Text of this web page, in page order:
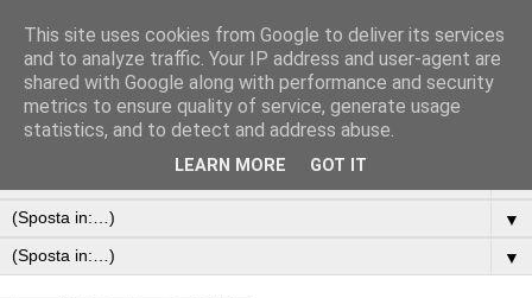
▼
▼
This site uses cookies from Google to deliver its services
and to analyze traffic. Your IP address and user-agent are
shared with Google along with performance and security
metrics to ensure quality of service, generate usage
statistics, and to detect and address abuse.
LEARN MORE GOT IT